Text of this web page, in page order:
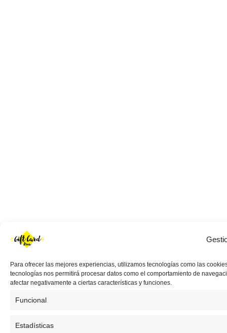
Para ofrecer las mejores experiencias, utilizamos tecnologías como las
tecnologías nos permitirá procesar datos como el comportamiento de
afectar negativamente a ciertas características y funciones.
Funcional
Estadísticas